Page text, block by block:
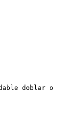
doblar o